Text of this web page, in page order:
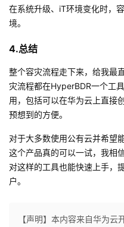
在系统升级、iT环境变化时，
境。
4.总结
整个容灾流程走下来，给我最
灾流程都在HyperBDR一个工
用，包括可以在华为云上直接
预想到的方便。
对于大多数使用公有云并希望
这个产品真的可以一试，我相
对这样的工具也能快速上手，
户。
【声明】本内容来自华为